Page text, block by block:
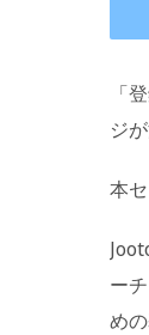
「
ジ
本
ー
め